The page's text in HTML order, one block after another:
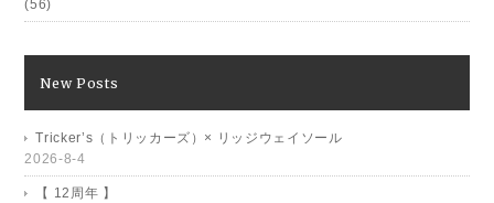
(56)
New Posts
Tricker’s（トリッカーズ）× リッジウェイソール
2026-8-4
【 12周年 】